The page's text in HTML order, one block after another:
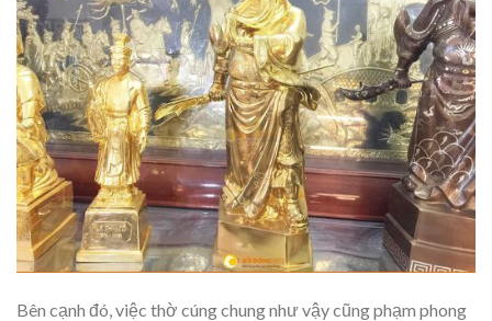
Bên cạnh đó, việc thờ cúng chung như vậy cũng phạm phong